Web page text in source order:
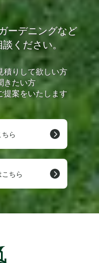
ーデニングなど
ください。
積りして欲しい方
きたい方
提案をいたします
ら
ちら